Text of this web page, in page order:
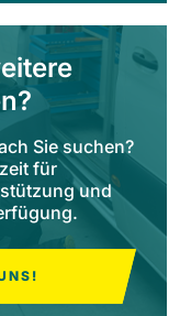
h
h
h
Sie suchen?
für
und